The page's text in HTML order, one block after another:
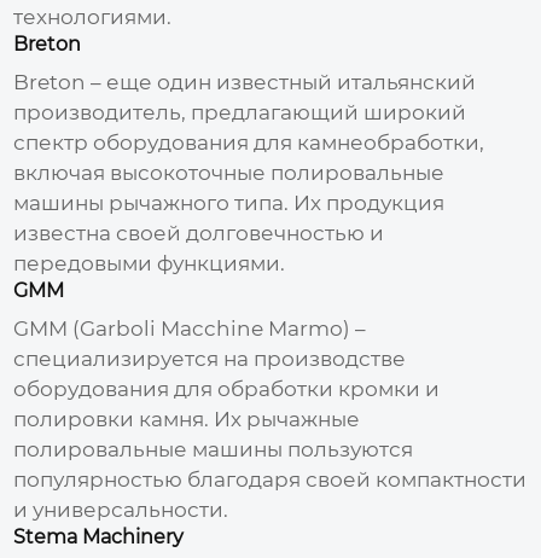
технологиями.
Breton
Breton – еще один известный итальянский
производитель, предлагающий широкий
спектр оборудования для камнеобработки,
включая высокоточные полировальные
машины рычажного типа. Их продукция
известна своей долговечностью и
передовыми функциями.
GMM
GMM (Garboli Macchine Marmo) –
специализируется на производстве
оборудования для обработки кромки и
полировки камня. Их рычажные
полировальные машины пользуются
популярностью благодаря своей компактности
и универсальности.
Stema Machinery